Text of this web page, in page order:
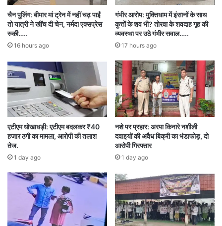
वीडियो शूटिंग जारी रखता है, तो उसे “अनरूली पैसेंजर”
घोषित किया जा सकता है।
महीने से लेकर 2 साल या उससे अधिक समय तक हवाई
यात्रा पर प्रतिबंध लगाया जा सकता है। गंभीर मामलों में
CISF मोबाइल फोन या अन्य इलेक्ट्रॉनिक डिवाइस भी जब्त
कर सकती है।
एविएशन एक्सपर्ट्स का कहना है कि एयरपोर्ट देश की
संवेदनशील सुरक्षा व्यवस्था का हिस्सा हैं। ऐसे में सुरक्षा से
जुड़ी जगहों की रिकॉर्डिंग राष्ट्रीय सुरक्षा के लिए खतरा बन
सकती है।
चैन पुलिंग: बीमार मां ट्रेन में नहीं चढ़ पाईं
तो यात्री ने खींच दी चेन, नर्मदा एक्सप्रेस
रुकी…..
16 hours ago
गंभीर आरोप: मुक्तिधाम में इंसानों के साथ
कुत्तों के शव भी? तोरवा के शवदाह गृह की
व्यवस्था पर उठे गंभीर सवाल…..
17 hours ago
एटीएम धोखाधड़ी: एटीएम बदलकर ₹40
हजार ठगी का मामला, आरोपी की तलाश
तेज.
1 day ago
नशे पर प्रहार: अरपा किनारे नशीली
दवाइयों की अवैध बिक्री का भंडाफोड़, दो
आरोपी गिरफ्तार
1 day ago